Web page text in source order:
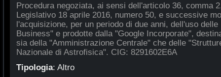
Procedura negoziata, ai sensi dell'articolo 36, comma
Legislativo 18 aprile 2016, numero 50, e successive
l'acquisizione, per un periodo di due anni, dell'uso
Business" e prodotte dalla "Google Incorporate",
sia della "Amministrazione Centrale" che delle
Nazionale di Astrofisica". CIG: 8291602E6A
Tipologia: Altro